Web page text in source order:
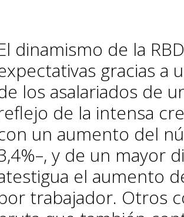
dinamismo de la
gracias a
los asalariados de
de la intensa
un aumento del
y de un mayor
el aumento
trabajador. Otros